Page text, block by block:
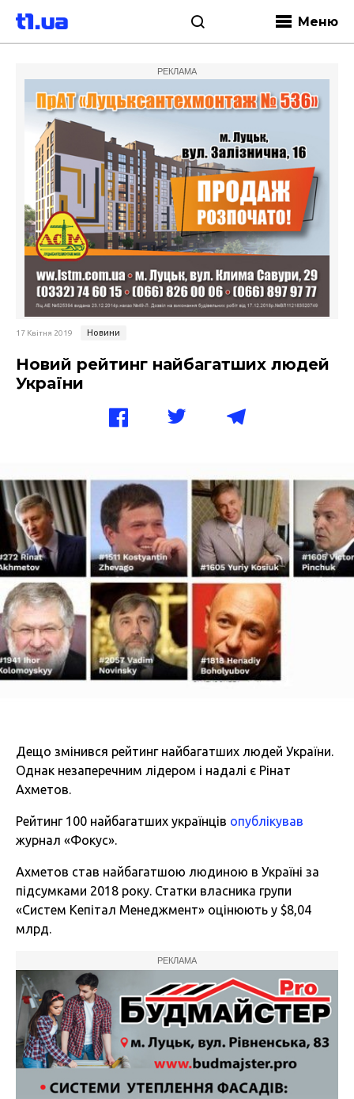
Меню
РЕКЛАМА
17 Квітня 2019 Новини
Новий рейтинг найбагатших людей
України
Дещо змінився рейтинг найбагатших людей України.
Однак незаперечним лідером і надалі є Рінат
Ахметов.
Рейтинг 100 найбагатших українців опублікував
журнал «Фокус».
Ахметов став найбагатшою людиною в Україні за
підсумками 2018 року. Статки власника групи
«Систем Кепітал Менеджмент» оцінюють у $8,04
млрд.
РЕКЛАМА